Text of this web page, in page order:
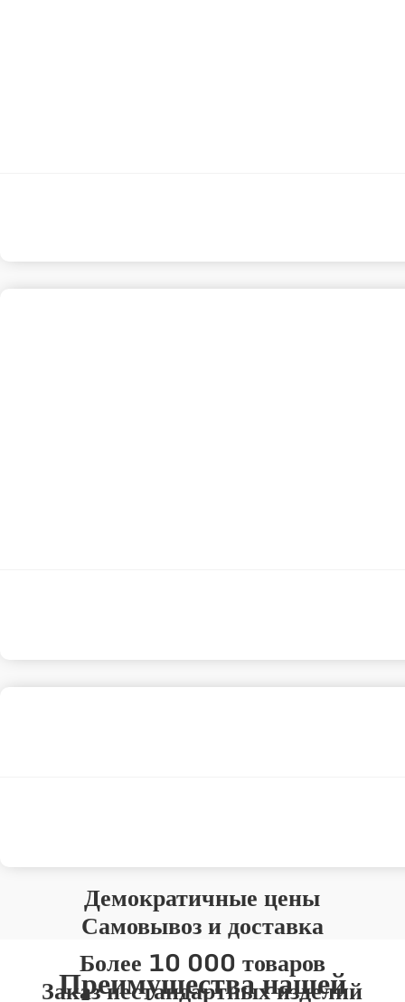
Преимущества нашей
Более 10 000 товаров
Заказ нестандартных изделий
Демократичные цены
Самовывоз и доставка